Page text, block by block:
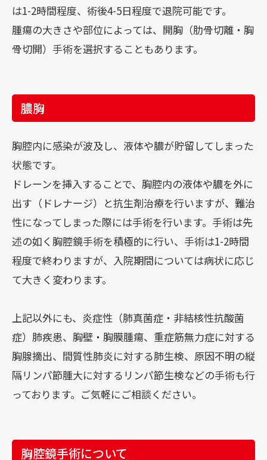
は1-2時間程度、術後4-5日程度で退院可能です。
腫瘍の大きさや部位によっては、開胸（肋骨切離・胸
骨切開）手術を選択することもあります。
膿胸
胸腔内に感染が波及し、液体や膿が貯留してしまった
状態です。
ドレーンを挿入することで、胸腔内の液体や膿を外に
出す（ドレナージ）と抗生剤治療を行いますが、難治
性になってしまった際には手術を行います。手術は先
述の如く胸腔鏡手術を積極的に行い、手術は1-2時間
程度で終わりますが、入院期間については病状に応じ
て大きく変わります。
上記以外にも、炎症性（肺真菌症・非結核性抗酸菌
症）肺疾患、胸壁・胸膜腫瘍、重症筋無力症に対する
胸腺摘出、間質性肺炎に対する肺生検、原因不明の縦
隔リンパ節腫大に対するリンパ節生検などの手術も行
っております。ご気軽にご相談ください。
胸腔鏡手術について